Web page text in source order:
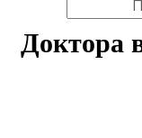
Доктора